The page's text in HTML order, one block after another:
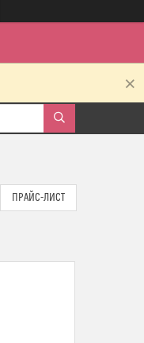
ПРАЙС-ЛИСТ